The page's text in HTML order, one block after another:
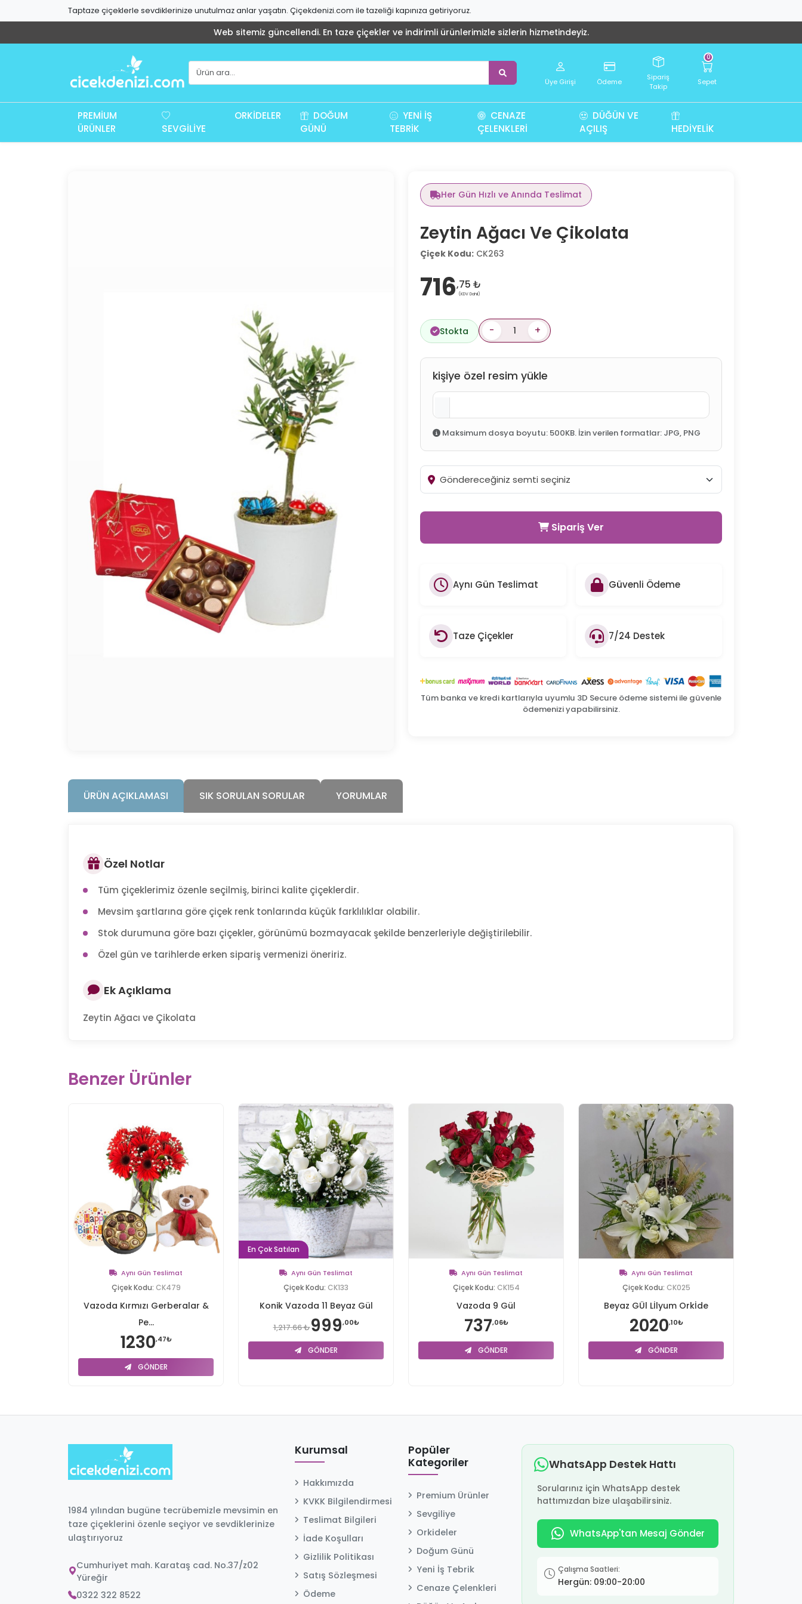
Taptaze çiçeklerle sevdiklerinize unutulmaz anlar yaşatın. Çiçekdenizi.com ile tazeliği kapınıza getiriyoruz.
Web sitemiz güncellendi. En taze çiçekler ve indirimli ürünlerimizle sizlerin hizmetindeyiz.
Üye Girişi Ödeme
Sipariş
Takip
Sepet
0
PREMIUM
ÜRÜNLER
SEVGILIYE
ORKIDELER
DOĞUM
GÜNÜ
YENI İŞ
TEBRIK
CENAZE
ÇELENKLERI
DÜĞÜN VE
AÇILIŞ
HEDIYELIK
Her Gün Hızlı ve Anında Teslimat
Zeytin Ağacı Ve Çikolata
Çiçek Kodu: CK263
716,75 ₺
(KDV Dahil)
Stokta - +
kişiye özel resim yükle
Maksimum dosya boyutu: 500KB. İzin verilen formatlar: JPG, PNG
Sipariş Ver
Aynı Gün Teslimat Güvenli Ödeme
Taze Çiçekler 7/24 Destek
Tüm banka ve kredi kartlarıyla uyumlu 3D Secure ödeme sistemi ile güvenle
ödemenizi yapabilirsiniz.
ÜRÜN AÇIKLAMASI SIK SORULAN SORULAR YORUMLAR
Özel Notlar
Tüm çiçeklerimiz özenle seçilmiş, birinci kalite çiçeklerdir.
Mevsim şartlarına göre çiçek renk tonlarında küçük farklılıklar olabilir.
Stok durumuna göre bazı çiçekler, görünümü bozmayacak şekilde benzerleriyle değiştirilebilir.
Özel gün ve tarihlerde erken sipariş vermenizi öneririz.
Ek Açıklama
Zeytin Ağacı ve Çikolata
Benzer Ürünler
Aynı Gün Teslimat
Çiçek Kodu: CK479
Vazoda Kırmızı Gerberalar &
Pe...
1230,47₺
GÖNDER
En Çok Satılan
Aynı Gün Teslimat
Çiçek Kodu: CK133
Konik Vazoda 11 Beyaz Gül
1,217.66 ₺999,00₺
GÖNDER
Aynı Gün Teslimat
Çiçek Kodu: CK154
Vazoda 9 Gül
737,06₺
GÖNDER
Aynı Gün Teslimat
Çiçek Kodu: CK025
Beyaz GÜl Lİlyum Orkİde
2020,10₺
GÖNDER
1984 yılından bugüne tecrübemizle mevsimin en
taze çiçeklerini özenle seçiyor ve sevdiklerinize
ulaştırıyoruz
Cumhuriyet mah. Karataş cad. No.37/z02
Yüreğir
0322 322 8522
Kurumsal
Hakkımızda
KVKK Bilgilendirmesi
Teslimat Bilgileri
İade Koşulları
Gizlilik Politikası
Satış Sözleşmesi
Ödeme
Popüler
Kategoriler
Premium Ürünler
Sevgiliye
Orkideler
Doğum Günü
Yeni İş Tebrik
Cenaze Çelenkleri
WhatsApp Destek Hattı
Sorularınız için WhatsApp destek
hattımızdan bize ulaşabilirsiniz.
WhatsApp'tan Mesaj Gönder
Çalışma Saatleri:
Hergün: 09:00-20:00